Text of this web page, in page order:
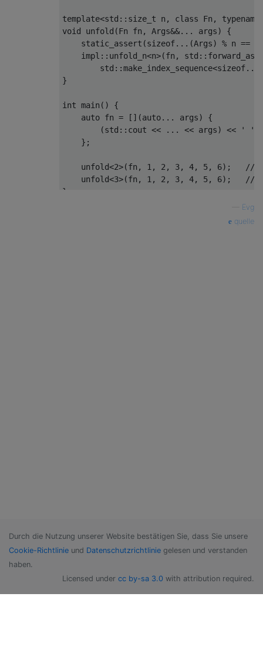
template<std :: size_t n , class Fn , typename
void unfold (Fn fn , Args&&... args)
{
static_assert (sizeof...(Args) % n ==
    impl
:: unfold_n<n>(fn , std ::
        std
::make_index_sequence<sizeof
}
int main ()
{
auto fn = [](auto... args)
{
(std :: cout << ... << args) << ' '
};
    unfold
<2>(fn , 1 , 2 , 3, 4, 5, 6);
//
    unfold
<3>(fn , 1 , 2 , 3, 4, 5, 6);
//
}
Evg
quelle
Durch die Nutzung unserer Website bestätigen Sie, dass Sie unsere
Cookie-Richtlinie und Datenschutzrichtlinie gelesen und verstanden
haben.
Licensed under cc by-sa 3.0 with attribution required.